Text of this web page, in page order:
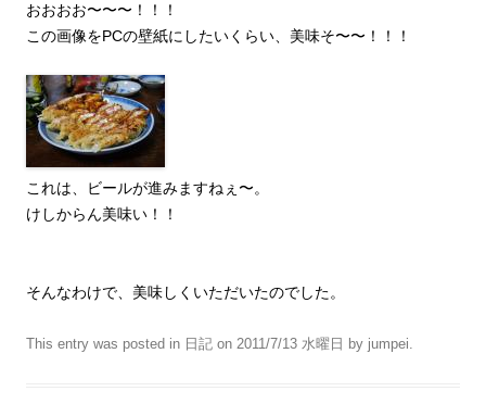
おおおお〜〜〜！！！
この画像をPCの壁紙にしたいくらい、美味そ〜〜！！！
これは、ビールが進みますねぇ〜。
けしからん美味い！！
そんなわけで、美味しくいただいたのでした。
This entry was posted in 日記 on 2011/7/13 水曜日 by jumpei.